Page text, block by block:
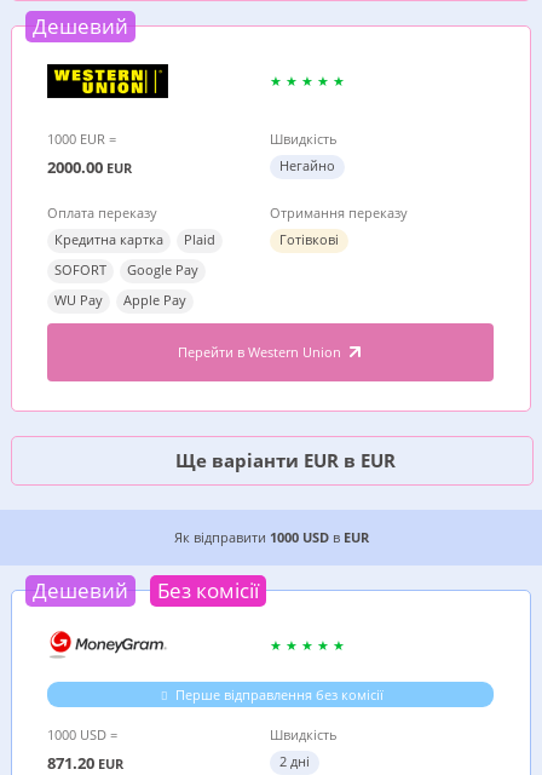
Дешевий
1000 EUR =
2000.00 EUR
Швидкість
Негайно
Оплата переказу
Кредитна картка
Plaid
SOFORT
Google Pay
WU Pay
Apple Pay
Отримання переказу
Готівкові
Перейти в Western Union
Ще варіанти EUR в EUR
6 ДЕШЕВИХ ВАРІАНТІВ, ДЕ ВИГІДНІШЕ
Як відправити 1000 USDв EUR
Дешевий Без комісії
Перше відправлення без комісії
1000 USD =
871.20 EUR
Швидкість
2 дні